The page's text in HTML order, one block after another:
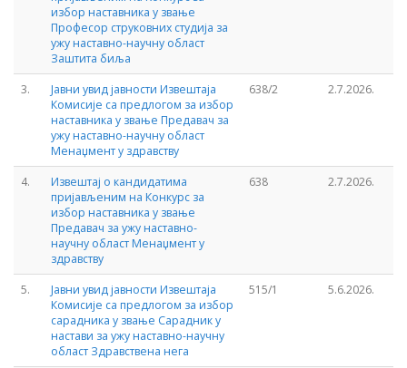
избор наставника у звање
Професор струковних студија за
ужу наставно-научну област
Заштита биља
3.
Јавни увид јавности Извештаја
Комисије са предлогом за избор
наставника у звање Предавач за
ужу наставно-научну област
Менаџмент у здравству
638/2 2.7.2026.
4.
Извештај о кандидатима
пријављеним на Конкурс за
избор наставника у звање
Предавач за ужу наставно-
научну област Менаџмент у
здравству
638 2.7.2026.
5.
Јавни увид јавности Извештаја
Комисије са предлогом за избор
сарадника у звање Сарадник у
настави за ужу наставно-научну
област Здравствена нега
515/1 5.6.2026.